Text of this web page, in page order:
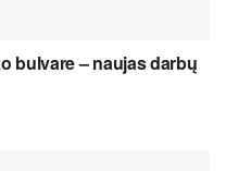
bulvare – naujas darbų